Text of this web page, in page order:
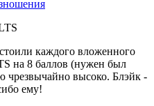
каждого вложенного
на 8 баллов (нужен был
чрезвычайно высоко. Блэйк -
ему!